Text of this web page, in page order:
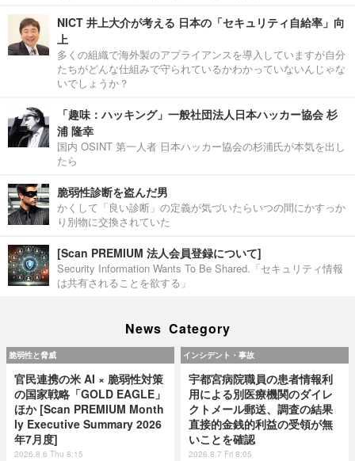
NICT 井上大介が考える 日本の「セキュリティ自給率」向
上
多くの組織で海外製のアプライアンスを導入していますが自分
たちがどんな仕組みで守られているかわかっていないんじゃな
いでしょうか？
「趣味：ハッキング」一般社団法人日本ハッカー協会 杉
浦 隆幸
国内 OSINT 第一人者 日本ハッカー協会の杉浦氏が本気を出し
たら
脆弱性診断を盗んだ男
かくして「良い診断」の定義が気づいたらいつの間にかすっか
り別物に交換されていた
[Scan PREMIUM 法人会員登録について]
Security Information Wants To Be Shared.「セキュリティ情報
は共有されることを欲する」
News Category
脆弱性と脅威
官民連携の米 AI × 脆弱性対策
の国家戦略「GOLD EAGLE」
ほか [Scan PREMIUM Month
ly Executive Summary 2026
年7月度]
2026.8.6 Thu 8:15
インシデント・事故
宇都宮病院職員の患者情報利
用による別医療機関のダイレ
クトメール郵送、調査の結果
直接的金銭的利益の受領が無
いことを確認
2026.8.7 Fri 8:05